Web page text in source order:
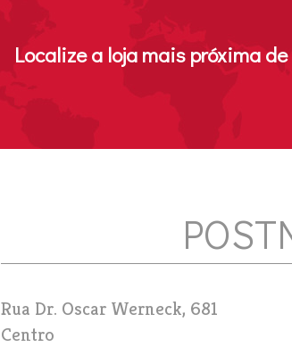
Localize a loja mais próxima de
Rua Dr. Oscar Werneck, 681
Centro